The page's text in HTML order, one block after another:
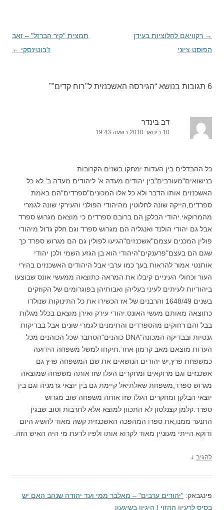
ניווט
בפוסטים
→ רקוויאם לחלוציות בעידן
הפוסט ציוני
תמצית "קיר הברזל" – זאב
ז'בוטינסקי ←
6 תגובות בנושא “ הגירסה האשכנזית ל"רוח קדים"”
דב בינדר
10 בינואר 2010 בשעה 19:43
כל ההבדלים בין העדות ימחקו בשנים הקרובות
בנישואים"מעורבים"בין יהודים מעדה א' ליהודים מעדה ב'.לא כל
האשכנזים אותו הדבר ולא כל אלו המכונים"ספרדים"הם באמת
ספרדים,הייקה שונה לחלוטין מהיהודי הפולני והעירקי שונה לגמרי
מהמרוקאי.יהודי הבלקן הם ברובם ספרדים כי מוצאם מגרוש ספרד
אבל גם יהודי הולנד ואנגליה הם מגרוש ספרד וגם חלק גדול מיהודי
פולין המכנים עצמם"אשכנזים"הגיעו לפולין גם הם מגרוש ספרד כך
שגם הם בעצם"פרענקים"היהודי הוא בן הגזע השמי ולכן יהודי
אותנטי אמור להראות בעך כמו ערבי אבל היהודים האשכנזים בהירי
העור וכחולי העיניים קיבלו את המראה כתוצאה ממעשי אונס שבוצעו
ביהודיות לעיתים לעיני בעליהן ואבותיהן בפוגרומים של הקוזקים
בשנים 1648/49 והרבנים של אז הכשירו את כל התינוקות שנולדו
כתוצאה מאותם מעשי האונס.יהודי עירק ואירן מוצאם בכלל מגלות
בבל והם רחוקים מהספרדים והתימנים לגמרי שונים אבל בבדיקות
גנטיות ובבדיקה המכונה"DNA כוהנים"הסתבר שכל הכוהנים מכל
העדות מוצאם מאב קדמון אחד.תיקחו למשל משפחה הידועה
כמשפחת פרץ,יש יהודים הנושאים את שם המשפחה פרץ גם
אשכנזים וגם מרוקאים ומחקרים העלו שזו אותה משפחה שמוצאה
מגרוש ספרד,משפחת שאלתיאל קיימת גם בין יוצאי גרמניה וגם בין
יוצאי הבלקן ומחקרים העלו שזו אותה משפחה שוב מגרוש
ספרד.קלמן קצנלסון לא התכוון למוצא אלא לתרבות וטוב שבגין
התנער ממנו,את ספרו המהפכה האשכנזית קשה מאוד להשיג היום
ודוקא הייתי מעוניין מאוד לקרוא אותו ולפיו לדעת מי היה האיש הזה.
להגיב ↓
פינגבאק: "יהודים ערבים" – מאלבר ממי ועד יהודה שנהב האם יש
בסיס לרעיון ההזוי | היגיון בשיגעון